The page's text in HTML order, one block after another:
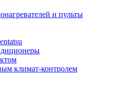
и пульты
климат-контролем